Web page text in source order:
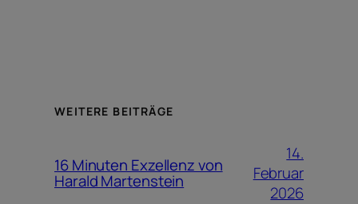
WEITERE BEITRÄGE
16 Minuten Exzellenz von
Harald Martenstein
14.
Februar
2026